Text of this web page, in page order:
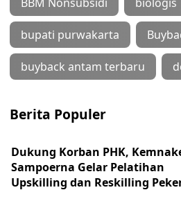
bupati purwakarta
buyback antam terbaru
Berita Populer
Dukung Korban PHK,
Sampoerna Gelar Pelatihan
Upskilling dan Reskilling